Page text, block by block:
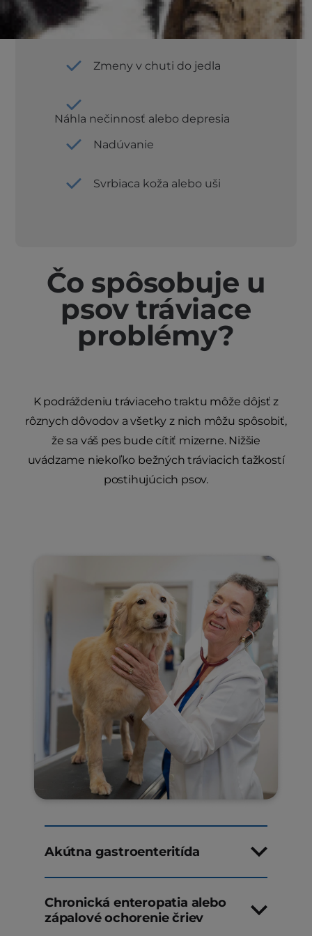
Zmeny v chuti do jedla
Náhla nečinnosť alebo depresia
Nadúvanie
Svrbiaca koža alebo uši
Čo spôsobuje u
psov tráviace
problémy?
K podráždeniu tráviaceho traktu môže dôjsť z
rôznych dôvodov a všetky z nich môžu spôsobiť,
že sa váš pes bude cítiť mizerne. Nižšie
uvádzame niekoľko bežných tráviacich ťažkostí
postihujúcich psov.
Akútna gastroenteritída
Chronická enteropatia alebo
zápalové ochorenie čriev